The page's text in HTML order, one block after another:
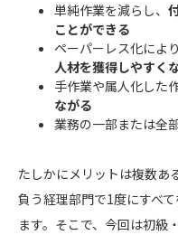
単純作業を減らし、
ことができる
ペーパーレス化により
人材を獲得しやすく
手作業や属人化した
ながる
業務の一部または全
たしかにメリットは複数あ
負う経理部門で1度にすべ
ます。そこで、今回は初級